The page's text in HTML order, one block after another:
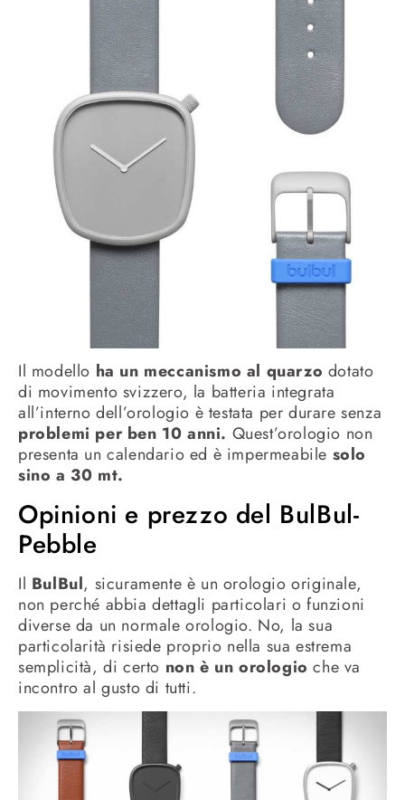
Il modello ha un meccanismo al quarzo dotato
di movimento svizzero, la batteria integrata
all’interno dell’orologio è testata per durare senza
problemi per ben 10 anni. Quest’orologio non
presenta un calendario ed è impermeabile solo
sino a 30 mt.
Opinioni e prezzo del BulBul-
Pebble
Il BulBul, sicuramente è un orologio originale,
non perché abbia dettagli particolari o funzioni
diverse da un normale orologio. No, la sua
particolarità risiede proprio nella sua estrema
semplicità, di certo non è un orologio che va
incontro al gusto di tutti.